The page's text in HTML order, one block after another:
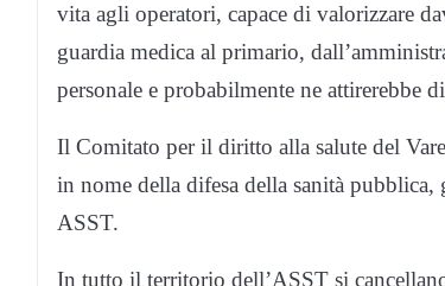
vita agli operatori, capace di valorizzare
guardia medica al primario,
personale e probabilmente ne attirerebbe
Il Comitato per il diritto alla salute del
in nome della difesa della sanità
ASST.
In tutto il territorio dell’ASST si